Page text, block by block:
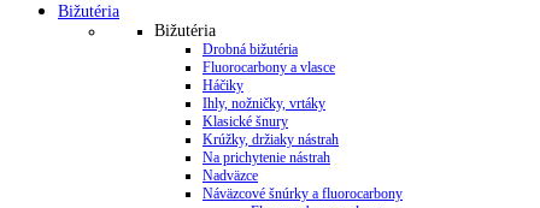
Bižutéria
Bižutéria
Drobná bižutéria
Fluorocarbony a vlasce
Háčiky
Ihly, nožničky, vrtáky
Klasické šnury
Krúžky, držiaky nástrah
Na prichytenie nástrah
Nadväzce
Náväzcové šnúrky a fluorocarbony